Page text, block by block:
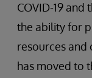
COVID-19
the ability for
resources and
has moved to